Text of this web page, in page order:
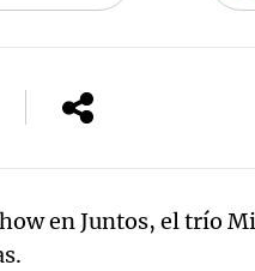
en Juntos, el trío